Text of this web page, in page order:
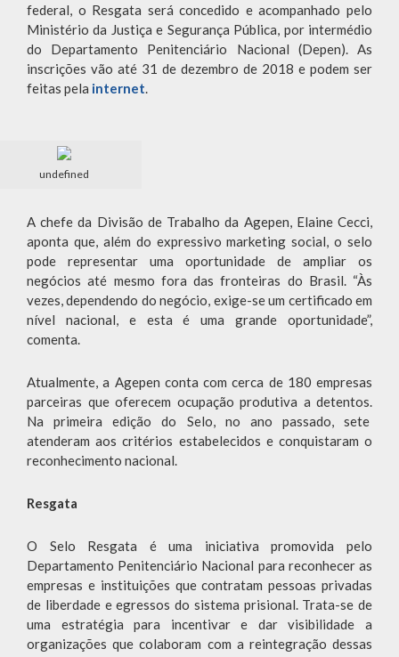
federal, o Resgata será concedido e acompanhado pelo
Ministério da Justiça e Segurança Pública, por intermédio
do Departamento Penitenciário Nacional (Depen). As
inscrições vão até 31 de dezembro de 2018 e podem ser
feitas pela internet.
undefined
A chefe da Divisão de Trabalho da Agepen, Elaine Cecci,
aponta que, além do expressivo marketing social, o selo
pode representar uma oportunidade de ampliar os
negócios até mesmo fora das fronteiras do Brasil. “Às
vezes, dependendo do negócio, exige-se um certificado em
nível nacional, e esta é uma grande oportunidade”,
comenta.
Atualmente, a Agepen conta com cerca de 180 empresas
parceiras que oferecem ocupação produtiva a detentos.
Na primeira edição do Selo, no ano passado, sete
atenderam aos critérios estabelecidos e conquistaram o
reconhecimento nacional.
Resgata
O Selo Resgata é uma iniciativa promovida pelo
Departamento Penitenciário Nacional para reconhecer as
empresas e instituições que contratam pessoas privadas
de liberdade e egressos do sistema prisional. Trata-se de
uma estratégia para incentivar e dar visibilidade a
organizações que colaboram com a reintegração dessas